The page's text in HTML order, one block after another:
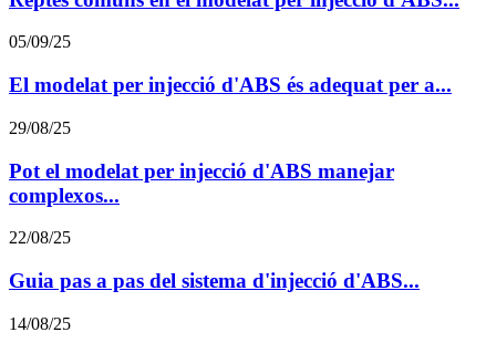
05/09/25
El modelat per injecció d'ABS és adequat per a...
29/08/25
Pot el modelat per injecció d'ABS manejar
complexos...
22/08/25
Guia pas a pas del sistema d'injecció d'ABS...
14/08/25